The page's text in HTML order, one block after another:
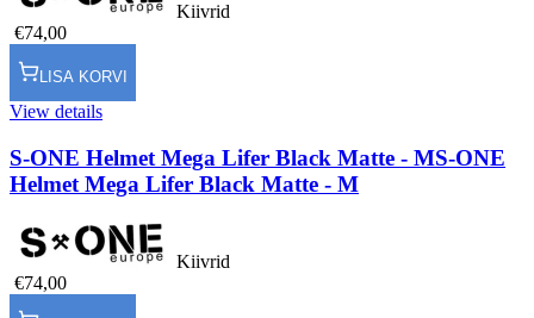
Kiivrid
€74,00
LISA KORVI
View details
S-ONE Helmet Mega Lifer Black Matte - MS-ONE
Helmet Mega Lifer Black Matte - M
Kiivrid
€74,00